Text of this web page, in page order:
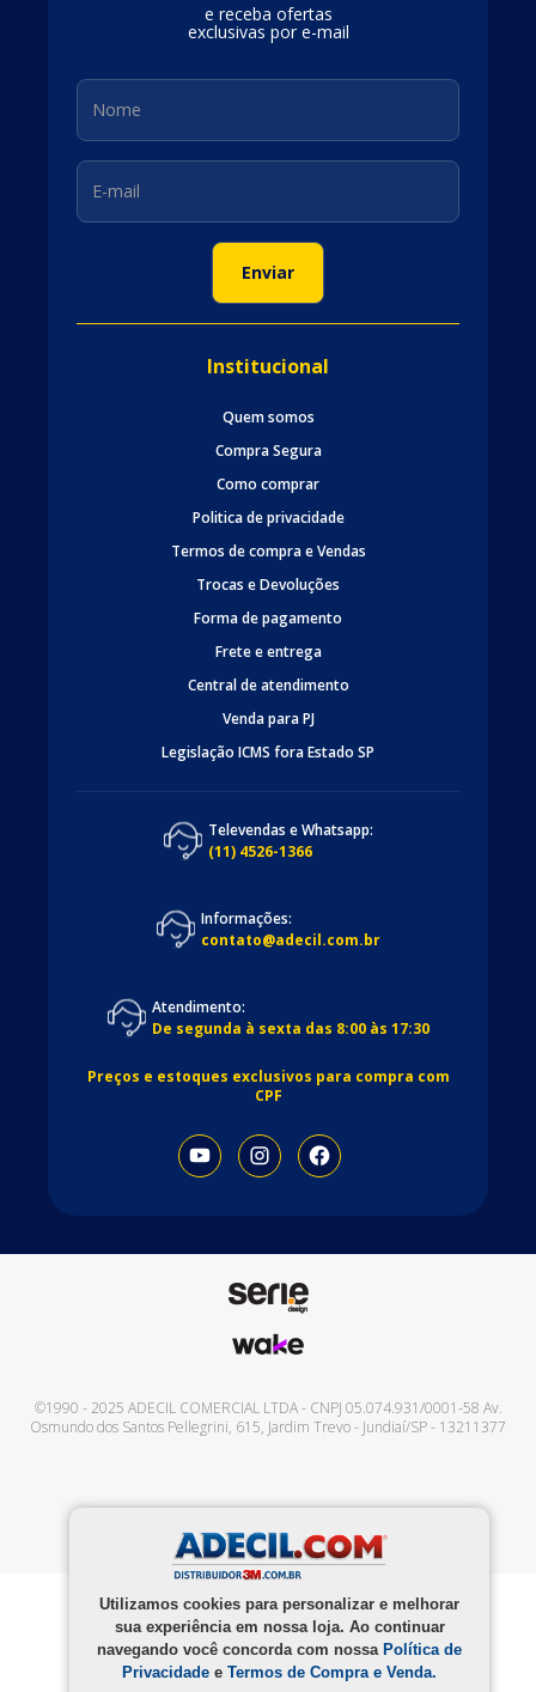
Utilizamos cookies para personalizar e melhorar
sua experiência em nossa loja. Ao continuar
navegando você concorda com nossa Política de
Privacidade e Termos de Compra e Venda.
e receba ofertas
exclusivas por e-mail
Institucional
Quem somos
Compra Segura
Como comprar
Politica de privacidade
Termos de compra e Vendas
Trocas e Devoluções
Forma de pagamento
Frete e entrega
Central de atendimento
Venda para PJ
Legislação ICMS fora Estado SP
Televendas e Whatsapp:
(11) 4526-1366
Informações:
contato@adecil.com.br
Atendimento:
De segunda à sexta das 8:00 às 17:30
Preços e estoques exclusivos para compra com
CPF
©1990 - 2025 ADECIL COMERCIAL LTDA- CNPJ 05.074.931/0001-58 Av.
Osmundo dos Santos Pellegrini, 615, Jardim Trevo- Jundiaí/SP- 13211377